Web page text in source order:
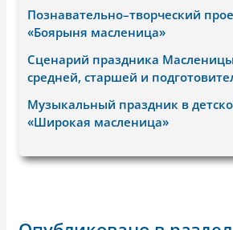
Познавательно–творческий
«Боярыня масленица»
Сценарий праздника
средней, старшей и
Музыкальный праздник в
«Широкая масленица»